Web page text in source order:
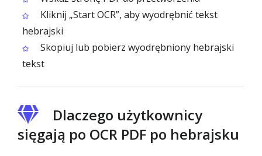
Kliknij „Start OCR”, aby wyodrębnić tekst
hebrajski
Skopiuj lub pobierz wyodrębniony hebrajski
tekst
Dlaczego użytkownicy
sięgają po OCR PDF po hebrajsku